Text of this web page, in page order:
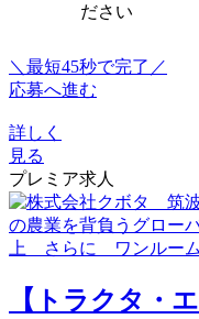
ださい
＼最短45秒で完了／
応募へ進む
詳しく
見る
プレミア求人
【トラクタ・